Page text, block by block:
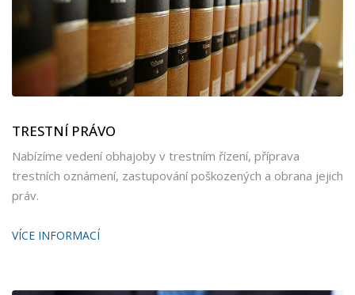
TRESTNÍ PRÁVO
Nabízíme vedení obhajoby v trestním řízení, příprava
trestních oznámení, zastupování poškozených a obrana jejich
práv.
VÍCE INFORMACÍ